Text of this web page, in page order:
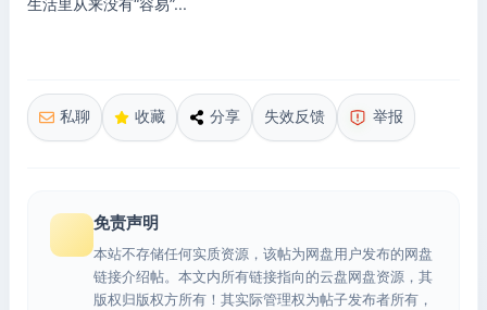
生活里从来没有“容易”...
私聊 收藏 分享 失效反馈 举报
免责声明
本站不存储任何实质资源，该帖为网盘用户发布的网盘
链接介绍帖。本文内所有链接指向的云盘网盘资源，其
版权归版权方所有！其实际管理权为帖子发布者所有，